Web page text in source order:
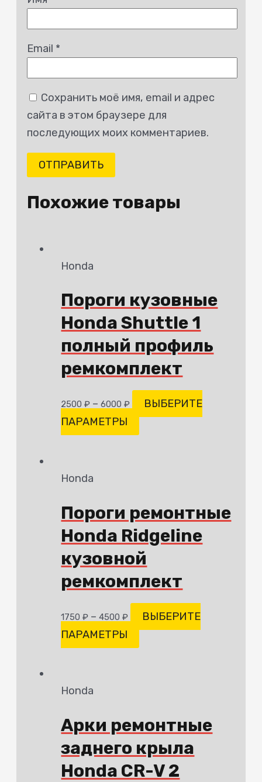
Email *
Сохранить моё имя, email и адрес
сайта в этом браузере для
последующих моих комментариев.
Похожие товары
Honda
Пороги кузовные
Honda Shuttle 1
полный профиль
ремкомплект
2500₽ –6000₽
ВЫБЕРИТЕ
ПАРАМЕТРЫ
Honda
Пороги ремонтные
Honda Ridgeline
кузовной
ремкомплект
1750₽ –4500₽
ВЫБЕРИТЕ
ПАРАМЕТРЫ
Honda
Арки ремонтные
заднего крыла
Honda CR-V 2